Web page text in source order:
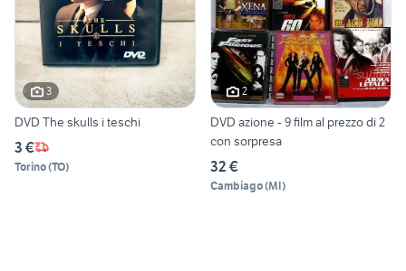
3
DVD The skulls i teschi
3 €
Torino(TO)
2
DVD azione - 9 film al prezzo di 2
con sorpresa
32 €
Cambiago(MI)